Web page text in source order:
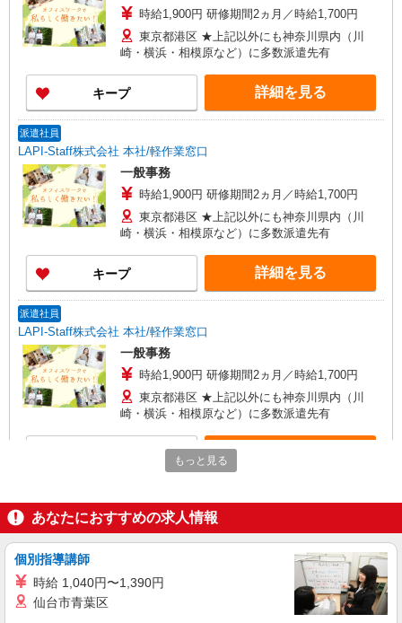
時給1,900円 研修期間2ヵ月／時給1,700円
東京都港区 ★上記以外にも神奈川県内（川
崎・横浜・相模原など）に多数派遣先有
キープ 詳細を見る
派遣社員
LAPI-Staff株式会社 本社/軽作業窓口
一般事務
時給1,900円 研修期間2ヵ月／時給1,700円
東京都港区 ★上記以外にも神奈川県内（川
崎・横浜・相模原など）に多数派遣先有
キープ 詳細を見る
派遣社員
LAPI-Staff株式会社 本社/軽作業窓口
一般事務
時給1,900円 研修期間2ヵ月／時給1,700円
東京都港区 ★上記以外にも神奈川県内（川
崎・横浜・相模原など）に多数派遣先有
LAPI-Staff株式会社 本社/軽作業窓口
一般事務
時給1,900円 研修期間2ヵ月／時給1,700円
東京都港区 ★上記以外にも神奈川県内（川
崎・横浜・相模原など）に多数派遣先有
もっと見る
あなたにおすすめの求人情報
個別指導講師
時給 1,040円〜1,390円
仙台市青葉区